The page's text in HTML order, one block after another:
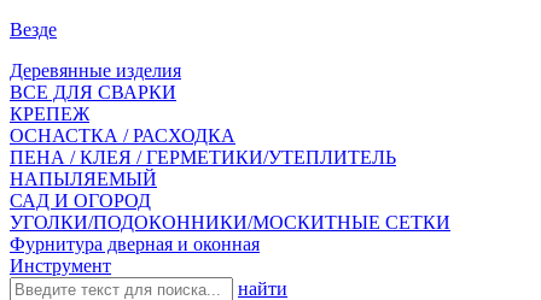
Везде
Деревянные изделия
ВСЕ ДЛЯ СВАРКИ
КРЕПЕЖ
ОСНАСТКА / РАСХОДКА
ПЕНА / КЛЕЯ / ГЕРМЕТИКИ/УТЕПЛИТЕЛЬ
НАПЫЛЯЕМЫЙ
САД И ОГОРОД
УГОЛКИ/ПОДОКОННИКИ/МОСКИТНЫЕ СЕТКИ
Фурнитура дверная и оконная
Инструмент
найти